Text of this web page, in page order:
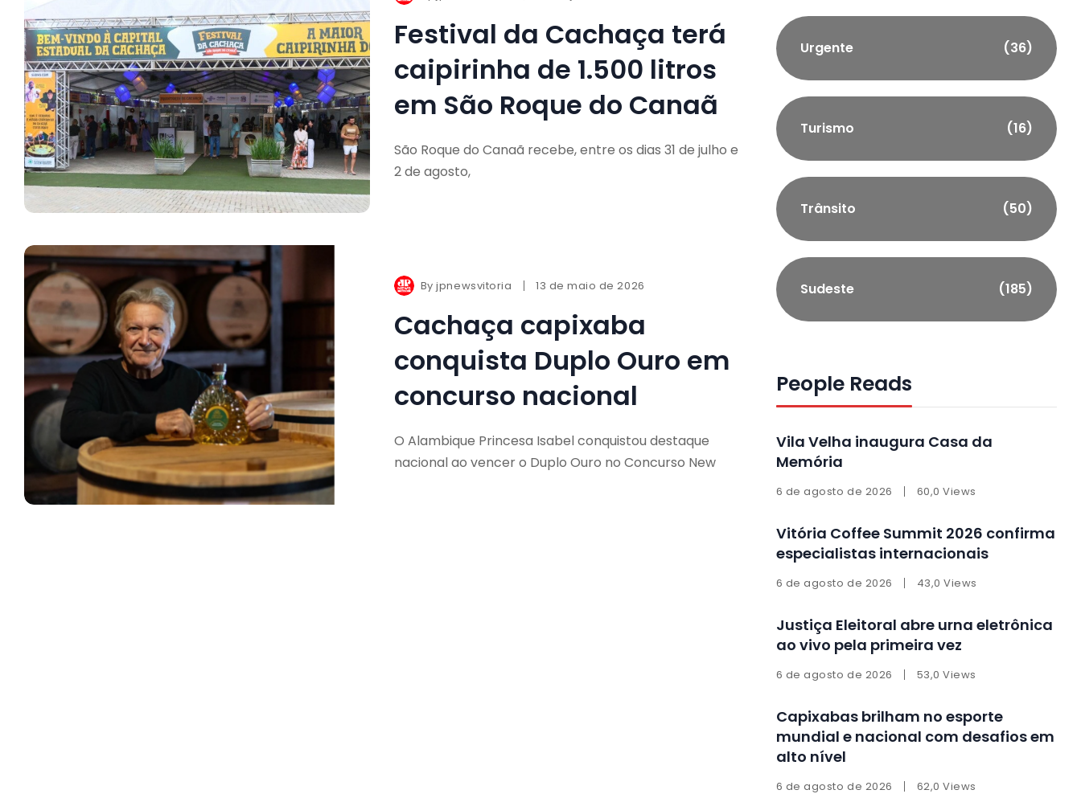
Festival da Cachaça terá
caipirinha de 1.500 litros
em São Roque do Canaã
São Roque do Canaã recebe, entre os dias 31 de julho e
2 de agosto,
Byjpnewsvitoria 13 de maio de 2026
Cachaça capixaba
conquista Duplo Ouro em
concurso nacional
O Alambique Princesa Isabel conquistou destaque
nacional ao vencer o Duplo Ouro no Concurso New
Urgente (36)
Turismo (16)
Trânsito (50)
Sudeste (185)
People Reads
Vila Velha inaugura Casa da
Memória
6 de agosto de 2026 60,0 Views
Vitória Coffee Summit 2026 confirma
especialistas internacionais
6 de agosto de 2026 43,0 Views
Justiça Eleitoral abre urna eletrônica
ao vivo pela primeira vez
6 de agosto de 2026 53,0 Views
Capixabas brilham no esporte
mundial e nacional com desafios em
alto nível
6 de agosto de 2026 62,0 Views